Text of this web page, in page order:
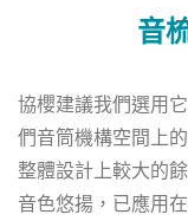
音
協櫻建議我們選用
們音筒機構空間上
整體設計上較大的
音色悠揚，已應用